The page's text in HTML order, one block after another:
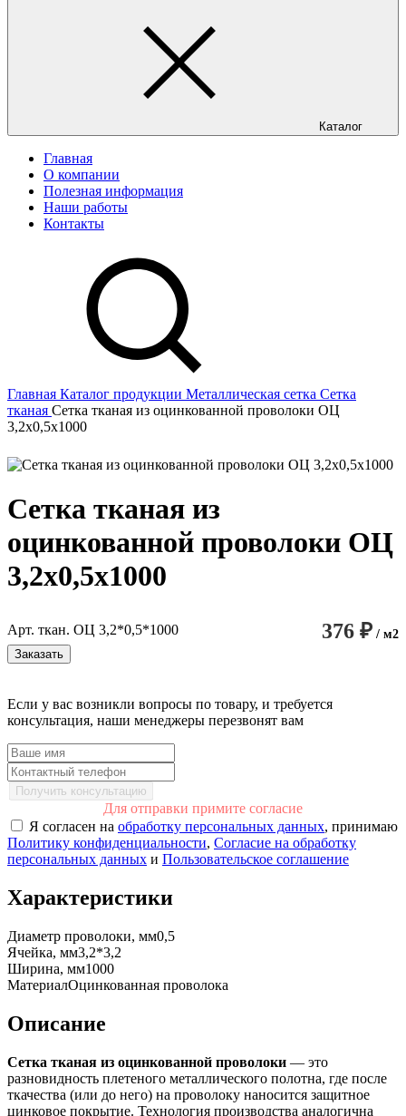
Каталог
Главная
О компании
Полезная информация
Наши работы
Контакты
Главная Каталог продукции Металлическая сетка Сетка
тканая Сетка тканая из оцинкованной проволоки ОЦ
3,2х0,5х1000
Сетка тканая из
оцинкованной проволоки ОЦ
3,2х0,5х1000
Арт. ткан. ОЦ 3,2*0,5*1000 376 ₽ / м2
Заказать
Если у вас возникли вопросы по товару, и требуется
консультация, наши менеджеры перезвонят вам
Получить консультацию
Для отправки примите согласие
Я согласен на обработку персональных данных, принимаю
Политику конфиденциальности, Согласие на обработку
персональных данных и Пользовательское соглашение
Характеристики
Диаметр проволоки, мм0,5
Ячейка, мм3,2*3,2
Ширина, мм1000
МатериалОцинкованная проволока
Описание
Сетка тканая из оцинкованной проволоки — это
разновидность плетеного металлического полотна, где после
ткачества (или до него) на проволоку наносится защитное
цинковое покрытие. Технология производства аналогична